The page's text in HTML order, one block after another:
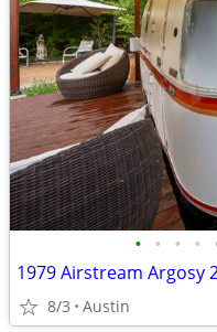
• • • •
1979 Airstream Argosy
8/3 Austin